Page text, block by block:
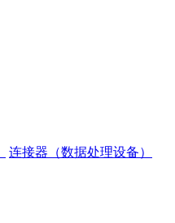
连接器（数据处理设备）